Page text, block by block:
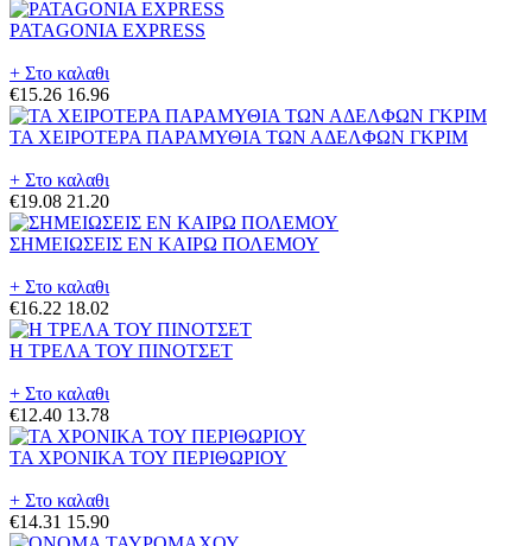
PATAGONIA EXPRESS
+ Στο καλαθι
€15.26 16.96
ΤΑ ΧΕΙΡΟΤΕΡΑ ΠΑΡΑΜΥΘΙΑ ΤΩΝ ΑΔΕΛΦΩΝ ΓΚΡΙΜ
+ Στο καλαθι
€19.08 21.20
ΣΗΜΕΙΩΣΕΙΣ ΕΝ ΚΑΙΡΩ ΠΟΛΕΜΟΥ
+ Στο καλαθι
€16.22 18.02
Η ΤΡΕΛΑ ΤΟΥ ΠΙΝΟΤΣΕΤ
+ Στο καλαθι
€12.40 13.78
ΤΑ ΧΡΟΝΙΚΑ ΤΟΥ ΠΕΡΙΘΩΡΙΟΥ
+ Στο καλαθι
€14.31 15.90